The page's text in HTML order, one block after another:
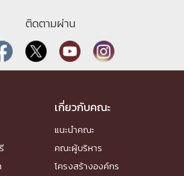
ติดตามผ่าน
เกี่ยวกับคณะ
แนะนำคณะ
คณะผู้บริหาร
โครงสร้างองค์กร